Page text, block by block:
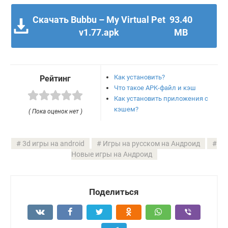
Скачать Bubbu – My Virtual Pet
v1.77.apk
93.40
MB
Рейтинг
( Пока оценок нет )
Как установить?
Что такое APK-файл и кэш
Как установить приложения с
кэшем?
3d игры на android
Игры на русском на Андроид
Новые игры на Андроид
Поделиться